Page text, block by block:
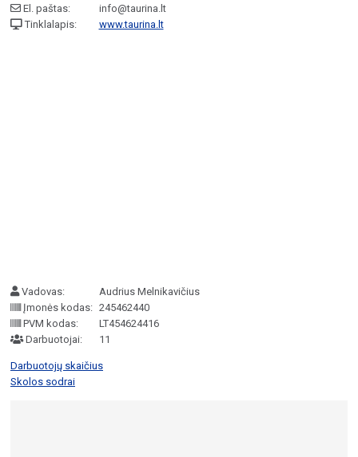
El. paštas:
info@taurina.lt
Tinklalapis:
www.taurina.lt
Vadovas:
Audrius Melnikavičius
Įmonės kodas: 245462440
PVM kodas:
LT454624416
Darbuotojai:
11
Darbuotojų skaičius
Skolos sodrai